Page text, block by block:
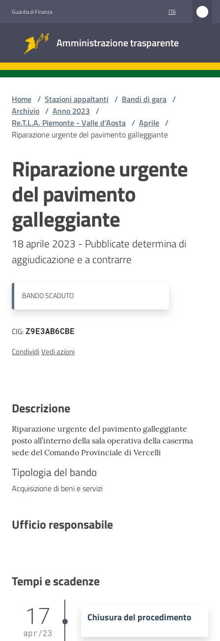
Guardia di Finanza ITA
Amministrazione trasparente
trasparente
Accesso
civico
Stazioni
appaltanti
Contatti
Home / Stazioni appaltanti / Bandi di gara /
Archivio / Anno 2023 /
Re.T.L.A. Piemonte - Valle d'Aosta / Aprile /
Riparazione urgente del pavimento galleggiante
Salta al contenuto
Riparazione urgente
del pavimento
galleggiante
18 aprile 2023 - Pubblicate determina di
aggiudicazione e a contrarre
BANDOSCADUTO
CIG:Z9E3AB6CBE
CondividiVedi azioni
Descrizione
Riparazione urgente del pavimento galleggiante
posto all’interno della sala operativa della caserma
sede del Comando Provinciale di Vercelli
Tipologia del bando
Acquisizione di beni e servizi
Ufficio responsabile
Tempi e scadenze
17
apr/23
Chiusura del procedimento